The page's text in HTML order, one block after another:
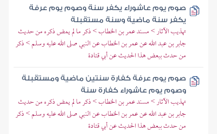
صوم يوم عاشوراء يكفر سنة وصوم يوم عرفة
يكفر سنة ماضية وسنة مستقبلة
تهذيب الآثار > مسند عمر بن الخطاب > ذكر ما لم يمض ذكره من حديث
جابر بن عبد الله عن عمر بن الخطاب عن النبي صلى الله عليه وسلم > ذكر
من حدث ببعض هذا الحديث عن أبي قتادة
صوم يوم عرفة كفارة سنتين ماضية ومستقبلة
وصوم يوم عاشوراء كفارة سنة
تهذيب الآثار > مسند عمر بن الخطاب > ذكر ما لم يمض ذكره من حديث
جابر بن عبد الله عن عمر بن الخطاب عن النبي صلى الله عليه وسلم > ذكر
من حدث ببعض هذا الحديث عن أبي قتادة